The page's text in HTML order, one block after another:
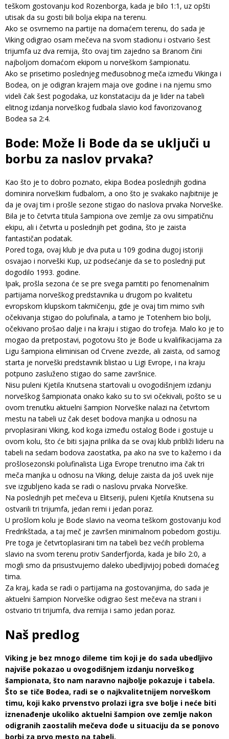
teškom gostovanju kod Rozenborga, kada je bilo 1:1, uz opšti
utisak da su gosti bili bolja ekipa na terenu.
Ako se osvrnemo na partije na domaćem terenu, do sada je
Viking odigrao osam mečeva na svom stadionu i ostvario šest
trijumfa uz dva remija, što ovaj tim zajedno sa Branom čini
najboljom domaćom ekipom u norveškom šampionatu.
Ako se prisetimo poslednjeg međusobnog meča između Vikinga i
Bodea, on je odigran krajem maja ove godine i na njemu smo
videli čak šest pogodaka, uz konstataciju da je lider na tabeli
elitnog izdanja norveškog fudbala slavio kod favorizovanog
Bodea sa 2:4.
Bode: Može li Bode da se uključi u
borbu za naslov prvaka?
Kao što je to dobro poznato, ekipa Bodea poslednjih godina
dominira norveškim fudbalom, a ono što je svakako najbitnije je
da je ovaj tim i prošle sezone stigao do naslova prvaka Norveške.
Bila je to četvrta titula šampiona ove zemlje za ovu simpatičnu
ekipu, ali i četvrta u poslednjih pet godina, što je zaista
fantastičan podatak.
Pored toga, ovaj klub je dva puta u 109 godina dugoj istoriji
osvajao i norveški Kup, uz podsećanje da se to poslednji put
dogodilo 1993. godine.
Ipak, prošla sezona će se pre svega pamtiti po fenomenalnim
partijama norveškog predstavnika u drugom po kvalitetu
evropskom klupskom takmičenju, gde je ovaj tim mimo svih
očekivanja stigao do polufinala, a tamo je Totenhem bio bolji,
očekivano prošao dalje i na kraju i stigao do trofeja. Malo ko je to
mogao da pretpostavi, pogotovu što je Bode u kvalifikacijama za
Ligu šampiona eliminisan od Crvene zvezde, ali zaista, od samog
starta je norveški predstavnik blistao u Ligi Evrope, i na kraju
potpuno zasluženo stigao do same završnice.
Nisu puleni Kjetila Knutsena startovali u ovogodišnjem izdanju
norveškog šampionata onako kako su to svi očekivali, pošto se u
ovom trenutku aktuelni šampion Norveške nalazi na četvrtom
mestu na tabeli uz čak deset bodova manjka u odnosu na
prvoplasirani Viking, kod koga između ostalog Bode i gostuje u
ovom kolu, što će biti sjajna prilika da se ovaj klub približi lideru na
tabeli na sedam bodova zaostatka, pa ako na sve to kažemo i da
prošlosezonski polufinalista Liga Evrope trenutno ima čak tri
meča manjka u odnosu na Viking, deluje zaista da još uvek nije
sve izgubljeno kada se radi o naslovu prvaka Norveške.
Na poslednjih pet mečeva u Elitseriji, puleni Kjetila Knutsena su
ostvarili tri trijumfa, jedan remi i jedan poraz.
U prošlom kolu je Bode slavio na veoma teškom gostovanju kod
Fredrikštada, a taj meč je završen minimalnom pobedom gostiju.
Pre toga je četvrtoplasirani tim na tabeli bez većih problema
slavio na svom terenu protiv Sanderfjorda, kada je bilo 2:0, a
mogli smo da prisustvujemo daleko ubedljivijoj pobedi domaćeg
tima.
Za kraj, kada se radi o partijama na gostovanjima, do sada je
aktuelni šampion Norveške odigrao šest mečeva na strani i
ostvario tri trijumfa, dva remija i samo jedan poraz.
Naš predlog
Viking je bez mnogo dileme tim koji je do sada ubedljivo
najviše pokazao u ovogodišnjem izdanju norveškog
šampionata, što nam naravno najbolje pokazuje i tabela.
Što se tiče Bodea, radi se o najkvalitetnijem norveškom
timu, koji kako prvenstvo prolazi igra sve bolje i neće biti
iznenađenje ukoliko aktuelni šampion ove zemlje nakon
odigranih zaostalih mečeva dođe u situaciju da se ponovo
borbi za prvo mesto na tabeli.